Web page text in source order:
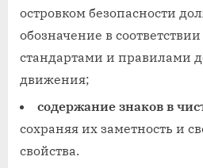
островком безопасности
обозначение в
стандартами и правилами
движения;
содержание знаков в
сохраняя их заметность и
свойства.